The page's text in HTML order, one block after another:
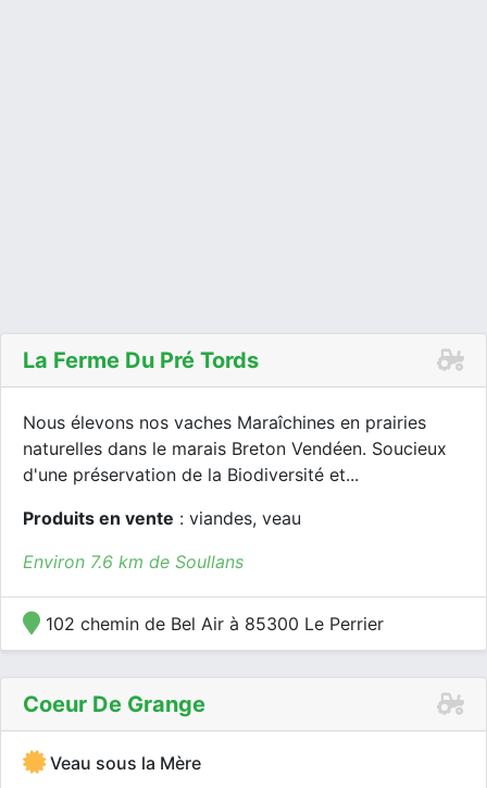
La Ferme Du Pré Tords
Nous élevons nos vaches Maraîchines en prairies
naturelles dans le marais Breton Vendéen. Soucieux
d'une préservation de la Biodiversité et...
Produits en vente : viandes, veau
Environ 7.6 km de Soullans
102 chemin de Bel Air à 85300 Le Perrier
Coeur De Grange
Veau sous la Mère